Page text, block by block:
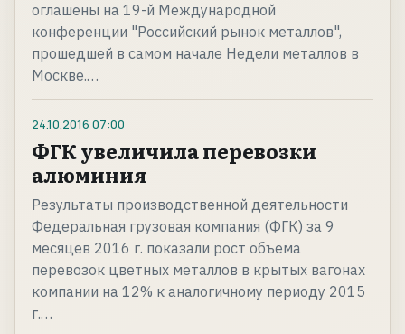
оглашены на 19-й Международной
конференции "Российский рынок металлов",
прошедшей в самом начале Недели металлов в
Москве.…
24.10.2016 07:00
ФГК увеличила перевозки
алюминия
Результаты производственной деятельности
Федеральная грузовая компания (ФГК) за 9
месяцев 2016 г. показали рост объема
перевозок цветных металлов в крытых вагонах
компании на 12% к аналогичному периоду 2015
г.…